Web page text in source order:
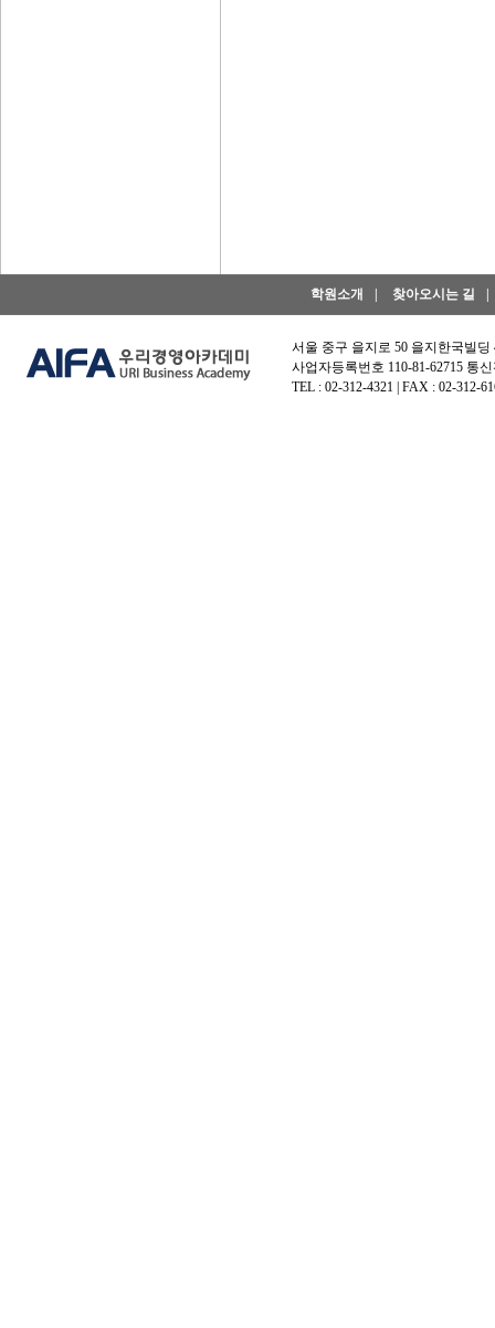
학원소개 찾아오시는 길
서울 중구 을지로 50 을지한국빌
사업자등록번호 110-81-62715 통
TEL : 02-312-4321 | FAX : 02-312-